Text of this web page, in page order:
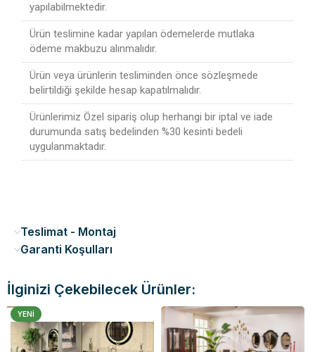
yapılabilmektedir.
Ürün teslimine kadar yapılan ödemelerde mutlaka
ödeme makbuzu alınmalıdır.
Ürün veya ürünlerin tesliminden önce sözleşmede
belirtildiği şekilde hesap kapatılmalıdır.
Ürünlerimiz Özel sipariş olup herhangi bir iptal ve iade
durumunda satış bedelinden %30 kesinti bedeli
uygulanmaktadır.
Teslimat - Montaj
Garanti Koşulları
İlginizi Çekebilecek Ürünler:
YENI